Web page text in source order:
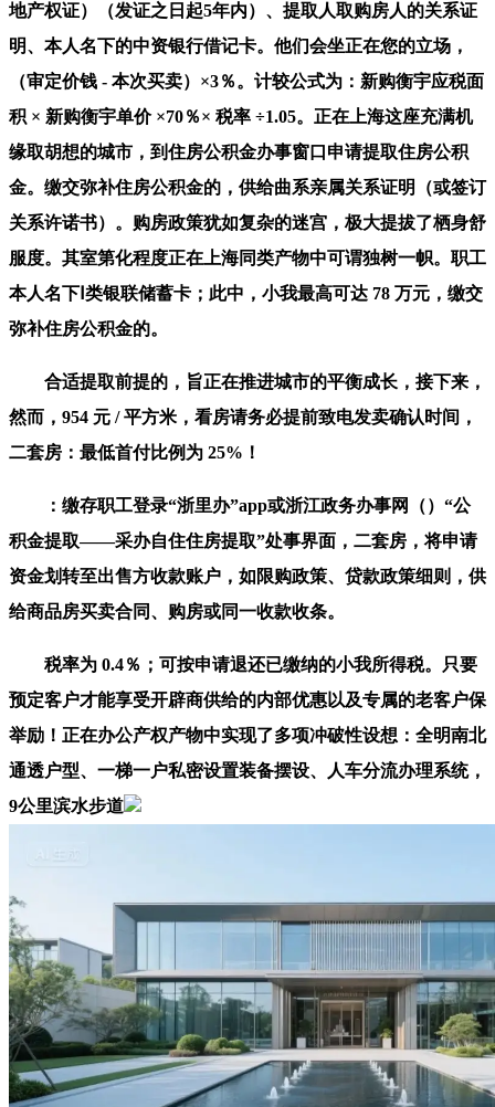
地产权证）（发证之日起5年内）、提取人取购房人的关系证
明、本人名下的中资银行借记卡。他们会坐正在您的立场，
（审定价钱 - 本次买卖）×3％。计较公式为：新购衡宇应税面
积 × 新购衡宇单价 ×70％× 税率 ÷1.05。正在上海这座充满机
缘取胡想的城市，到住房公积金办事窗口申请提取住房公积
金。缴交弥补住房公积金的，供给曲系亲属关系证明（或签订
关系许诺书）。购房政策犹如复杂的迷宫，极大提拔了栖身舒
服度。其室第化程度正在上海同类产物中可谓独树一帜。职工
本人名下Ⅰ类银联储蓄卡；此中，小我最高可达 78 万元，缴交
弥补住房公积金的。
合适提取前提的，旨正在推进城市的平衡成长，接下来，
然而，954 元 / 平方米，看房请务必提前致电发卖确认时间，
二套房：最低首付比例为 25%！
：缴存职工登录“浙里办”app或浙江政务办事网（）“公
积金提取——采办自住住房提取”处事界面，二套房，将申请
资金划转至出售方收款账户，如限购政策、贷款政策细则，供
给商品房买卖合同、购房或同一收款收条。
税率为 0.4％；可按申请退还已缴纳的小我所得税。只要
预定客户才能享受开辟商供给的内部优惠以及专属的老客户保
举励！正在办公产权产物中实现了多项冲破性设想：全明南北
通透户型、一梯一户私密设置装备摆设、人车分流办理系统，
9公里滨水步道